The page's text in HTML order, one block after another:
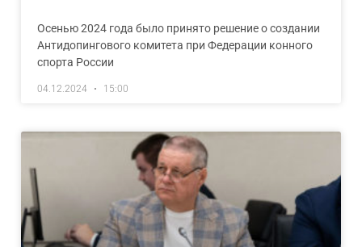
Осенью 2024 года было принято решение о создании
Антидопингового комитета при Федерации конного
спорта России
04.12.2024 15:00